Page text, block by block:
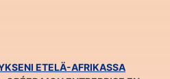
ETELÄ-AFRIKASSA